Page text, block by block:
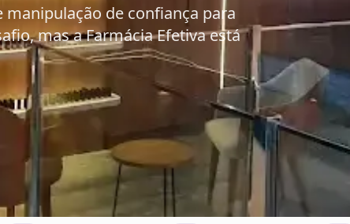
de confiança para
mas a Farmácia Efetiva está